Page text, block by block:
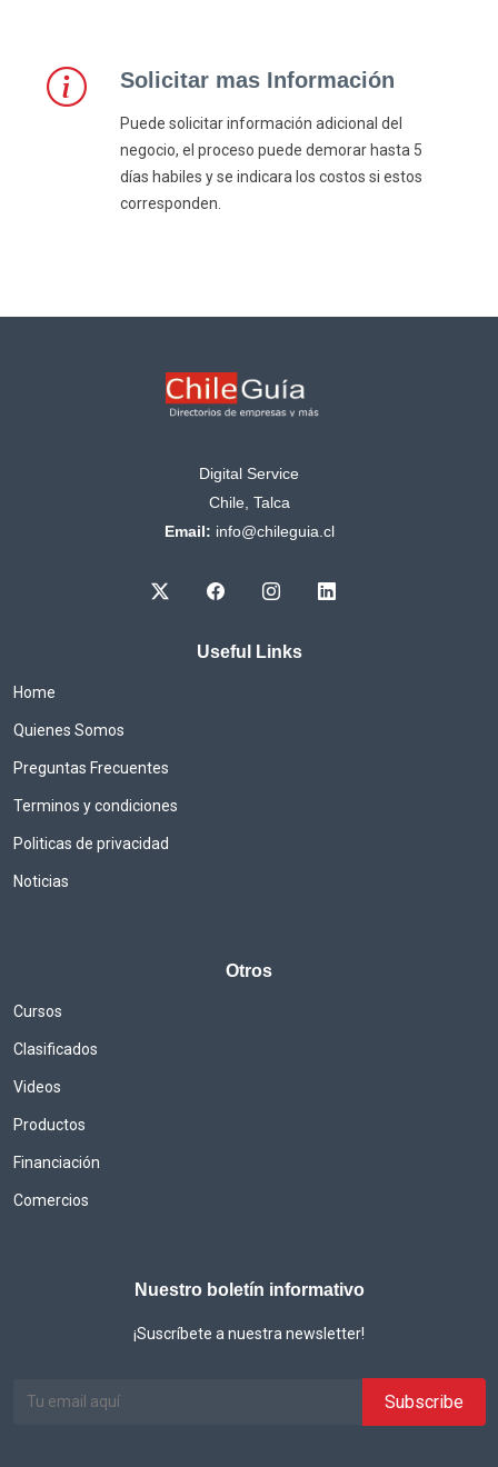
Solicitar mas Información
Puede solicitar información adicional del
negocio, el proceso puede demorar hasta 5
días habiles y se indicara los costos si estos
corresponden.
Digital Service
Chile, Talca
Email: info@chileguia.cl
Useful Links
Home
Quienes Somos
Preguntas Frecuentes
Terminos y condiciones
Politicas de privacidad
Noticias
Otros
Cursos
Clasificados
Videos
Productos
Financiación
Comercios
Nuestro boletín informativo
¡Suscríbete a nuestra newsletter!